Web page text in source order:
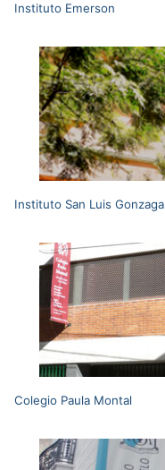
Instituto Emerson
Instituto San Luis Gonzaga
Colegio Paula Montal